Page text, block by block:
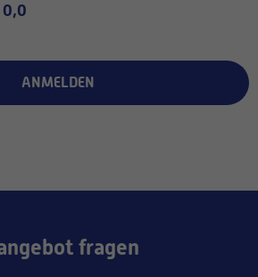
0,0
ANMELDEN
fragen